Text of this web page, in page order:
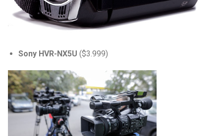
Sony HVR-NX5U ($3.999)